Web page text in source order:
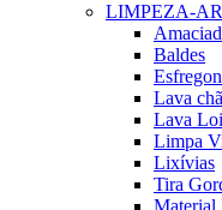
LIMPEZA-
Baldes
Lava
Lava
Limpa
Lixívias
Tira
Material